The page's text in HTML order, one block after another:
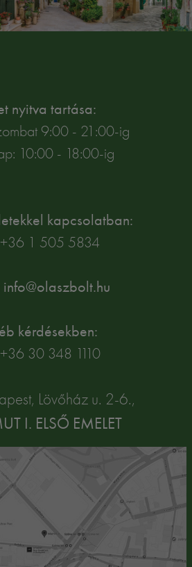
nyitva tartása:
9:00 - 21:00-ig
10:00 - 18:00-ig
kapcsolatban:
+36 1 505 5834
info@olaszbolt.hu
kérdésekben:
+36 30 348 1110
Lövőház u. 2-6.,
I. ELSŐ EMELET